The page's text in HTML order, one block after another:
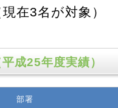
在3名が対象）
成25年度実績）
部署